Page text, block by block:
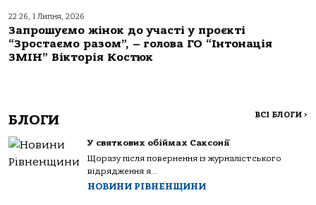
22:26, 1 Липня, 2026
Запрошуємо жінок до участі у проєкті
“Зростаємо разом”, – голова ГО “Інтонація
ЗМІН” Вікторія Костюк
БЛОГИ ВСІ БЛОГИ >
У святкових обіймах Саксонії
Щоразу після повернення із журналістського
відрядження я...
НОВИНИ РІВНЕНЩИНИ